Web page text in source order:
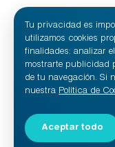
© 2024
Todos
Caja Municipal
Tu privacidad es
utilizamos cookies
finalidades: analizar
mostrarte publicidad
de tu navegación. Si
nuestra Política de
Aceptar todo